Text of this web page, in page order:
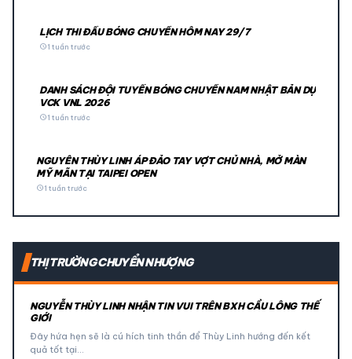
LỊCH THI ĐẤU BÓNG CHUYỀN HÔM NAY 29/7
schedule1 tuần trước
DANH SÁCH ĐỘI TUYỂN BÓNG CHUYỀN NAM NHẬT BẢN DỰ
VCK VNL 2026
schedule1 tuần trước
NGUYỄN THÙY LINH ÁP ĐẢO TAY VỢT CHỦ NHÀ, MỞ MÀN
MỸ MÃN TẠI TAIPEI OPEN
schedule1 tuần trước
THỊ TRƯỜNG CHUYỂN NHƯỢNG
NGUYỄN THÙY LINH NHẬN TIN VUI TRÊN BXH CẦU LÔNG THẾ
GIỚI
Đây hứa hẹn sẽ là cú hích tinh thần để Thùy Linh hướng đến kết
quả tốt tại…